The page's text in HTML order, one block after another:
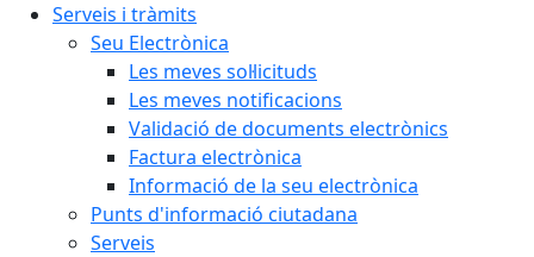
Serveis i tràmits
Seu Electrònica
Les meves sol·licituds
Les meves notificacions
Validació de documents electrònics
Factura electrònica
Informació de la seu electrònica
Punts d'informació ciutadana
Serveis